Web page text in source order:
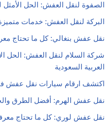
الصفوة لنقل العفش: الحل الأمثل
البركة لنقل العفش: خدمات
نقل عفش بنغالي: كل ما تحتاج
شركة السلام لنقل العفش: الحل
العربية السعودية
اكتشف ارقام سيارات نقل عفش في
نقل عفش الهرم: أفضل الطرق
نقل عفش لوري: كل ما تحتاج